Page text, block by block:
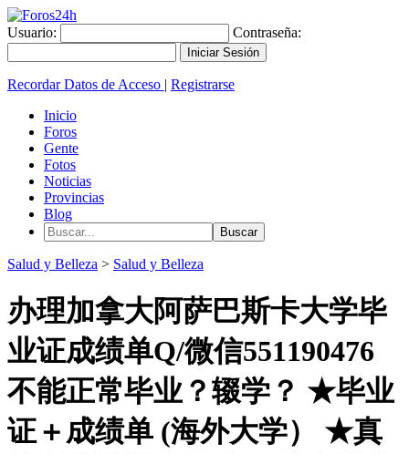
Usuario: Contraseña:
Recordar Datos de Acceso | Registrarse
Inicio
Foros
Gente
Fotos
Noticias
Provincias
Blog
Salud y Belleza > Salud y Belleza
办理加拿大阿萨巴斯卡大学毕
业证成绩单Q/微信551190476
不能正常毕业？辍学？ ★毕业
证＋成绩单 (海外大学） ★真